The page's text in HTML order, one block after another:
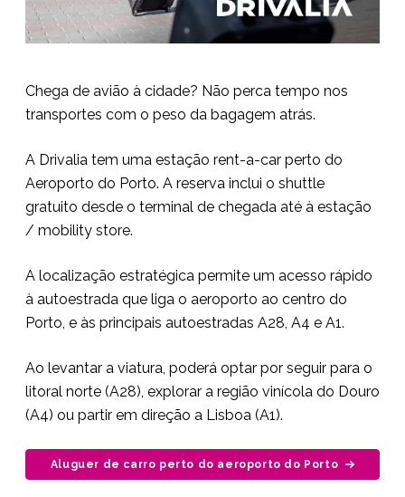
Chega de avião à cidade? Não perca tempo nos
transportes com o peso da bagagem atrás.
A Drivalia tem uma estação rent-a-car perto do
Aeroporto do Porto. A reserva inclui o shuttle
gratuito desde o terminal de chegada até à estação
/ mobility store.
A localização estratégica permite um acesso rápido
à autoestrada que liga o aeroporto ao centro do
Porto, e às principais autoestradas A28, A4 e A1.
Ao levantar a viatura, poderá optar por seguir para o
litoral norte (A28), explorar a região vinícola do Douro
(A4) ou partir em direção a Lisboa (A1).
Aluguer de carro perto do aeroporto do Porto